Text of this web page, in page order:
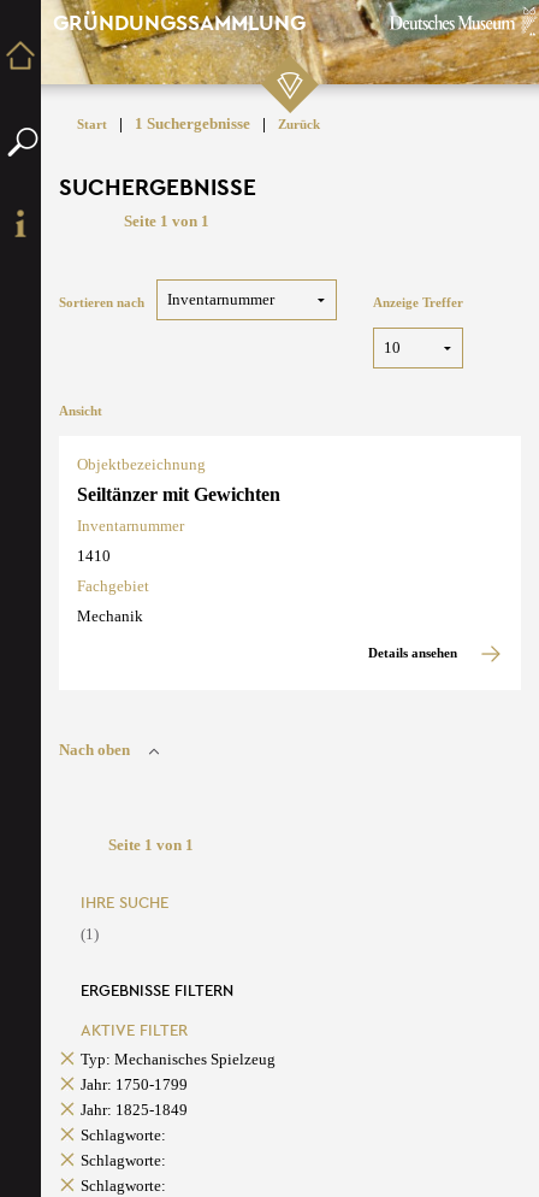
GRÜNDUNGSSAMMLUNG
Start | 1 Suchergebnisse | Zurück
SUCHERGEBNISSE
Seite 1 von 1
Sortieren nach Anzeige Treffer
Ansicht
Objektbezeichnung
Seiltänzer mit Gewichten
Inventarnummer
1410
Fachgebiet
Mechanik
Details ansehen
Nach oben
Seite 1 von 1
IHRE SUCHE
(1)
ERGEBNISSE FILTERN
AKTIVE FILTER
Typ: Mechanisches Spielzeug
Jahr: 1750-1799
Jahr: 1825-1849
Schlagworte:
Schlagworte:
Schlagworte: